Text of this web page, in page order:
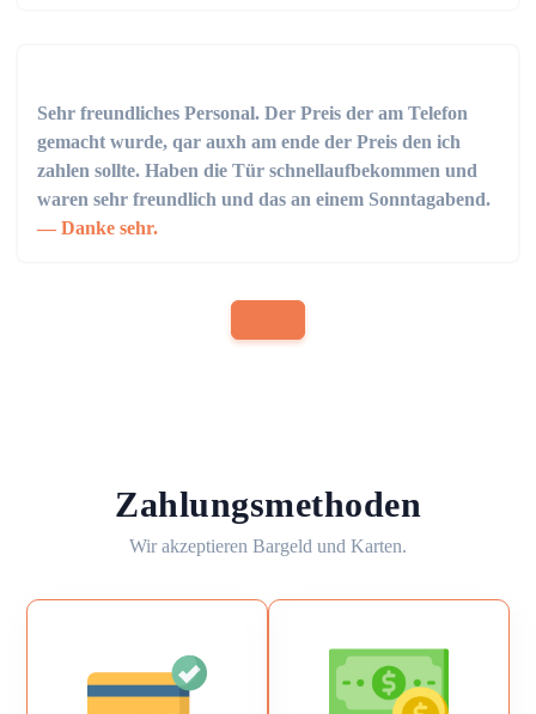
Sehr freundliches Personal. Der Preis der am Telefon
gemacht wurde, qar auxh am ende der Preis den ich
zahlen sollte. Haben die Tür schnellaufbekommen und
waren sehr freundlich und das an einem Sonntagabend.
Danke sehr.
Zahlungsmethoden
Wir akzeptieren Bargeld und Karten.